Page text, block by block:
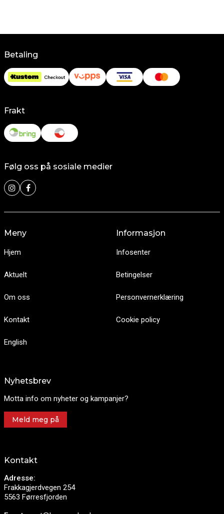
Betaling
Frakt
Følg oss på sosiale medier
Meny
Hjem
Aktuelt
Om oss
Kontakt
English
Informasjon
Infosenter
Betingelser
Personvernerklæring
Cookie policy
Nyhetsbrev
Motta info om nyheter og kampanjer?
Meld meg på
Kontakt
Adresse:
Frakkagjerdvegen 254
5563 Førresfjorden